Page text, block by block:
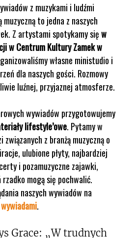
z muzykami i ludźmi
muzyczną to jedna z naszych
Z artystami spotykamy sięw
w Centrum Kultury Zamek w
własne ministudio i
dla naszych gości. Rozmowy
luźnej, przyjaznej atmosferze.
wywiadów przygotowujemy
lifestyle’owe. Pytamy w
związanych z branżą muzyczną o
ulubione płyty, najbardziej
i pozamuzyczne zajawki,
mogą się pochwalić.
naszych wywiadów na
.